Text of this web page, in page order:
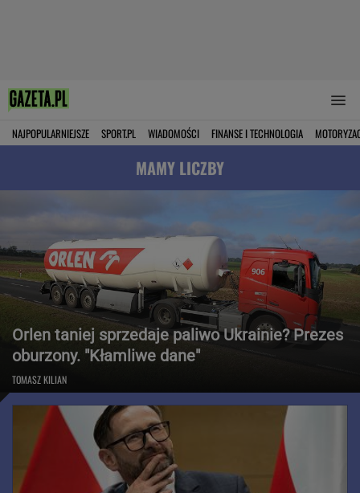
NAJPOPULARNIEJSZE SPORT.PL WIADOMOŚCI FINANSE I TECHNOLOGIA
MAMY LICZBY
Orlen taniej sprzedaje paliwo Ukrainie? Prezes
oburzony. "Kłamliwe dane"
TOMASZ KILIAN